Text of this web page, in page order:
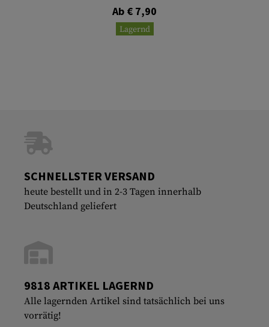
Ab € 7,90
Lagernd
SCHNELLSTER VERSAND
heute bestellt und in 2-3 Tagen innerhalb
Deutschland geliefert
9818 ARTIKEL LAGERND
Alle lagernden Artikel sind tatsächlich bei uns
vorrätig!